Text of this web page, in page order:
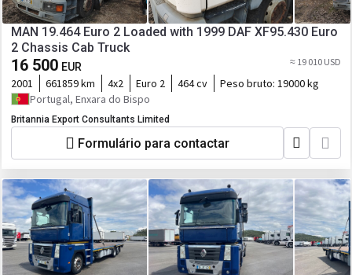
MAN 19.464 Euro 2 Loaded with 1999 DAF XF95.430 Euro
2 Chassis Cab Truck
16 500 EUR ≈ 19 010 USD
2001 661859 km 4x2 Euro 2 464 cv Peso bruto: 19000 kg
Portugal, Enxara do Bispo
Britannia Export Consultants Limited
Formulário para contactar